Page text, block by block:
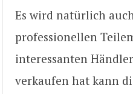
Es wird natürlich
professionellen
interessanten
verkaufen hat kann